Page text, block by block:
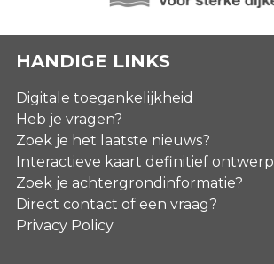
HANDIGE LINKS
Digitale toegankelijkheid
Heb je vragen?
Zoek je het laatste nieuws?
Interactieve kaart definitief ontwerp
Zoek je achtergrondinformatie?
Direct contact of een vraag?
Privacy Policy